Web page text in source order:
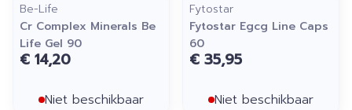
Be-Life
Cr Complex Minerals Be
Life Gel 90
€ 14,20
Niet beschikbaar
Fytostar
Fytostar Egcg Line Caps
60
€ 35,95
Niet beschikbaar